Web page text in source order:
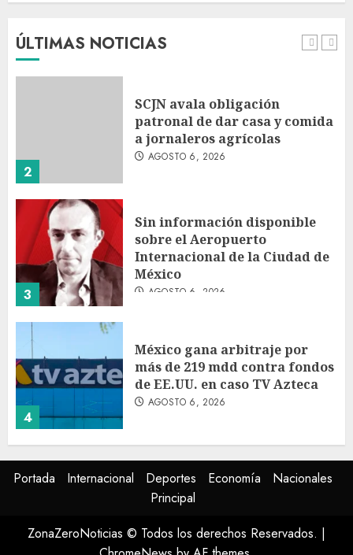
ÚLTIMAS NOTICIAS
1 AGOSTO 6, 2026
2
SCJN avala obligación
patronal de dar casa y comida
a jornaleros agrícolas
AGOSTO 6, 2026
3
Sin información disponible
sobre el Aeropuerto
Internacional de la Ciudad de
México
AGOSTO 6, 2026
4
México gana arbitraje por
más de 219 mdd contra fondos
de EE.UU. en caso TV Azteca
AGOSTO 6, 2026
5
Toluca golea a Seattle
Sounders en su inicio de la
Leagues Cup 2026
AGOSTO 6, 2026
Portada Internacional Deportes Economía
Nacionales
Principal
ZonaZeroNoticias © Todos los derechos Reservados. |